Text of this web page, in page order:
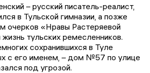
– русский писатель-реалист,
в Тульской гимназии, а позже
очерков «Нравы Растеряевой
тульских ремесленников.
сохранившихся в Туле
с его именем, – дом №57 по улице
под угрозой.